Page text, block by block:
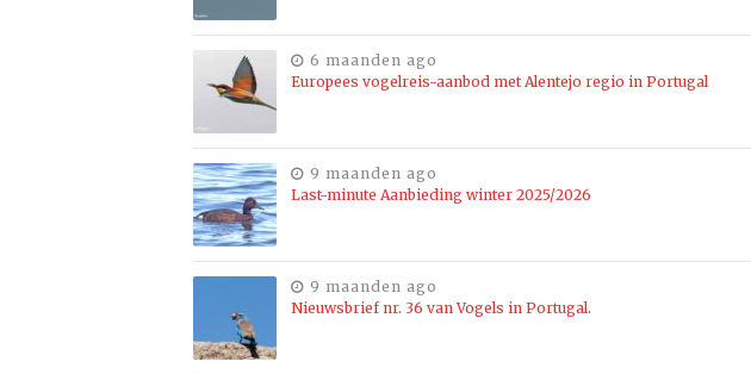
6 maanden ago
Europees vogelreis-aanbod met Alentejo regio in Portugal
9 maanden ago
Last-minute Aanbieding winter 2025/2026
9 maanden ago
Nieuwsbrief nr. 36 van Vogels in Portugal.